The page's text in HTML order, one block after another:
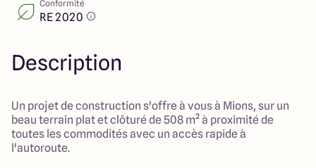
Conformité
RE 2020
Description
Un projet de construction s'offre à vous à Mions, sur un
beau terrain plat et clôturé de 508 m² à proximité de
toutes les commodités avec un accès rapide à
l'autoroute.